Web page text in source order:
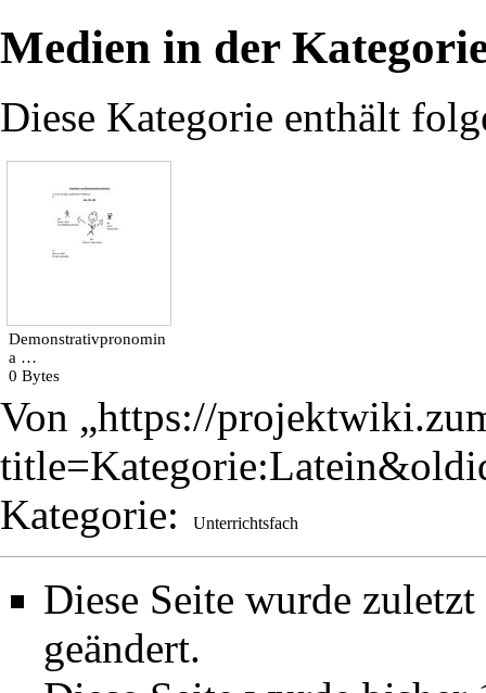
Medien in der
Diese Kategorie enthält
Demonstrativpronomin
a …
0 Bytes
Von „https://
Kategorie: Unterrichtsfach
Diese Seite wurde
geändert.